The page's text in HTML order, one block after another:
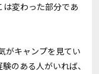
変わった部分であ
がキャンプを見てい
のある人がいれば、